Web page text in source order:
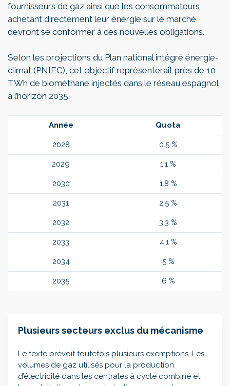
fournisseurs de gaz ainsi que les consommateurs
achetant directement leur énergie sur le marché
devront se conformer à ces nouvelles obligations.
Selon les projections du Plan national intégré énergie-
climat (PNIEC), cet objectif représenterait près de 10
TWh de biométhane injectés dans le réseau espagnol
à l’horizon 2035.
Année Quota
2028 0.5 %
2029 1.1 %
2030 1.8 %
2031 2.5 %
2032 3.3 %
2033 4.1 %
2034 5 %
2035 6 %
Plusieurs secteurs exclus du mécanisme
Le texte prévoit toutefois plusieurs exemptions. Les
volumes de gaz utilisés pour la production
d’électricité dans les centrales à cycle combiné et